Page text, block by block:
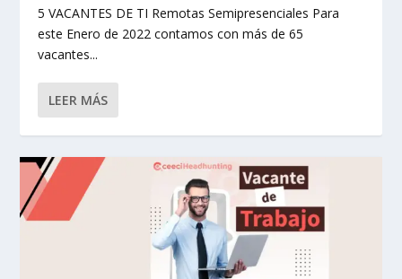
5 VACANTES DE TI Remotas Semipresenciales Para
este Enero de 2022 contamos con más de 65
vacantes...
LEER MÁS